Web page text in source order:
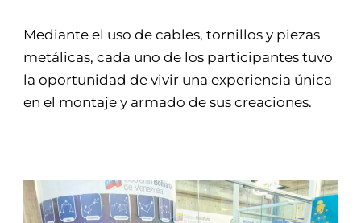
Mediante el uso de cables, tornillos y piezas
metálicas, cada uno de los participantes tuvo
la oportunidad de vivir una experiencia única
en el montaje y armado de sus creaciones.